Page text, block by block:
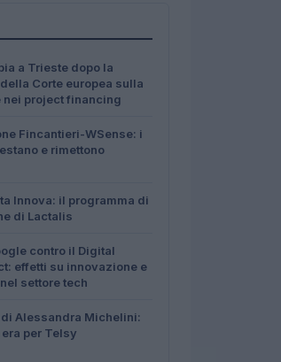
a Trieste dopo la
Corte europea sulla
nei project financing
Fincantieri-WSense: i
e rimettono
Innova: il programma di
di Lactalis
contro il Digital
effetti su innovazione e
settore tech
di Alessandra Michelini:
per Telsy